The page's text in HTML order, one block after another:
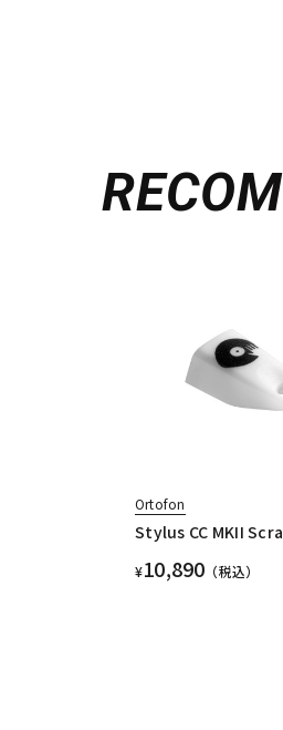
Ortofon
Stylus CC MKII
¥10,890 （税込）